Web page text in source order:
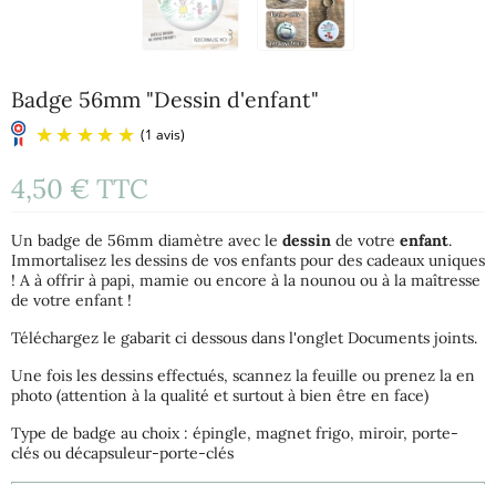
Badge 56mm "Dessin d'enfant"
(1 avis)
4,50 € TTC
Un badge de 56mm diamètre avec le dessin de votre enfant.
Immortalisez les dessins de vos enfants pour des cadeaux uniques
! A à offrir à papi, mamie ou encore à la nounou ou à la maîtresse
de votre enfant !
Téléchargez le gabarit ci dessous dans l'onglet Documents joints.
Une fois les dessins effectués, scannez la feuille ou prenez la en
photo (attention à la qualité et surtout à bien être en face)
Type de badge au choix : épingle, magnet frigo, miroir, porte-
clés ou décapsuleur-porte-clés